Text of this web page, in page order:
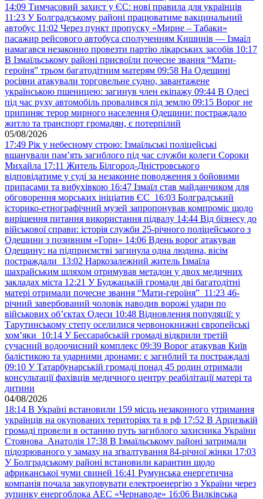
14:09 Тимчасовий захист у ЄС: нові правила для українців
11:23 У Болградському районі працюватиме вакцинальний
автобус 11:02 Через пункт пропуску «Мирне – Табаки»
пасажир рейсового автобуса сполученням Кишинів — Ізмаїл
намагався незаконно провезти партію лікарських засобів 10:17
В Ізмаїльському районі присвоїли почесне звання “Мати-
героїня” трьом багатодітним матерям 09:58 На Одещині
росіяни атакували торговельне судно, завантажене
українською пшеницею: загинув член екіпажу 09:44 В Одесі
під час руху автомобіль провалився під землю 09:15 Ворог не
припиняє терор мирного населення Одещини: постраждало
житло та транспорт громадян, є потерпілий
05/08/2026
17:49 Рік у небесному строю: Ізмаїльські поліцейські
вшанували пам’ять загиблого під час служби колеги Сороки
Михайла 17:11 Житель Білгород-Дністровського
відповідатиме у суді за незаконне поводження з бойовими
припасами та вибухівкою 16:47 Ізмаїл став майданчиком для
обговорення морських ініціатив ЄС 16:03 Болградський
історико-етнографічний музей запропонував компроміс щодо
вирішення питання використання підвалу 14:44 Від бізнесу до
військової справи: історія служби 25-річного поліцейського з
Одещини з позивним «Горн» 14:06 Вдень ворог атакував
Одещину: на підприємстві загинула одна людина, вісім
постраждали 13:02 Наркозалежний житель Ізмаїла
шахрайським шляхом отримував метадон у двох медичних
закладах міста 12:21 У Буджацькій громади дві багатодітні
матері отримали почесне звання “Мати-героїня” 11:23 46-
річний завербований чоловік наводив ворожі удари по
військових обʼєктах Одеси 10:48 Відновлення популяції: у
Тарутинському степу оселилися червонокнижні європейські
хом’яки 10:14 У Бессарабській громаді відкрили третій
сучасний водоочисний комплекс 09:39 Ворог атакував Київ
балістикою та ударними дронами: є загиблий та постраждалі
09:10 У Татарбунарській громаді понад 45 родин отримали
консультації фахівців медичного центру реабілітації матері та
дитини
04/08/2026
18:14 В Україні встановили 159 місць незаконного утримання
українців на окупованих територіях та в рф 17:52 В Арцизькій
громаді провели в останню путь загиблого захисника України
Стоянова Анатолія 17:38 В Ізмаїльському районі затримали
підозрюваного у замаху на зґвалтування 84-річної жінки 17:03
У Болградському районі встановили карантин щодо
африканської чуми свиней 16:41 Румунська енергетична
компанія почала закуповувати електроенергію з України через
зупинку енергоблока АЕС «Чернаводе» 16:06 Вилківська